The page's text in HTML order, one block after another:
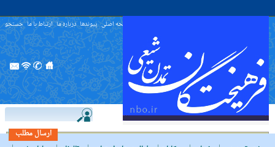
صفحه اصلی پیوندها درباره ما ارتباط با ما جستجو
ارسال مطلب